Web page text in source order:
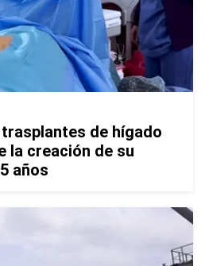
trasplantes de hígado
la creación de su
años